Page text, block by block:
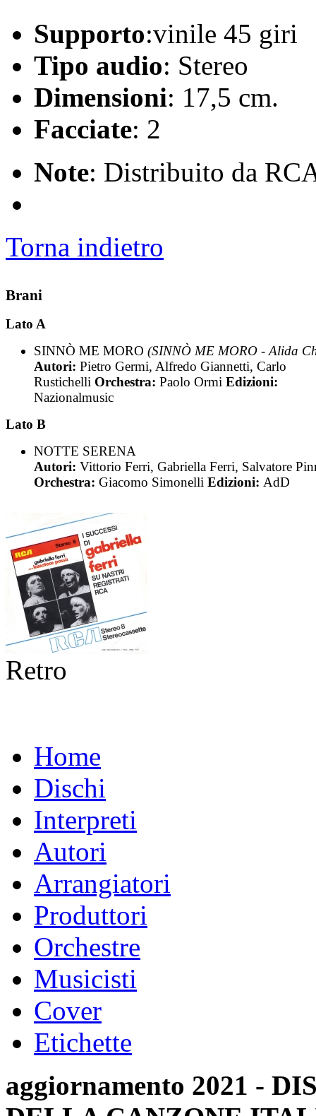
Supporto:vinile 45 giri
Tipo audio: Stereo
Dimensioni: 17,5 cm.
Facciate: 2
Note: Distribuito da
Torna indietro
Brani
Lato A
SINNÒ ME MORO (SINNÒ ME MORO - Alida
Autori: Pietro Germi, Alfredo Giannetti, Carlo
Rustichelli Orchestra: Paolo Ormi Edizioni:
Nazionalmusic
Lato B
NOTTE SERENA
Autori: Vittorio Ferri, Gabriella Ferri, Salvatore
Orchestra: Giacomo Simonelli Edizioni: AdD
Retro
Home
Dischi
Interpreti
Autori
Arrangiatori
Produttori
Orchestre
Musicisti
Cover
Etichette
aggiornamento 2021 -